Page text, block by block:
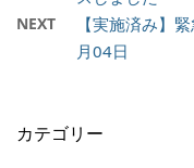
NEXT
【実施済み】
月04日
カテゴリー